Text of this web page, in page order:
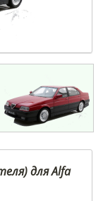
для Alfa